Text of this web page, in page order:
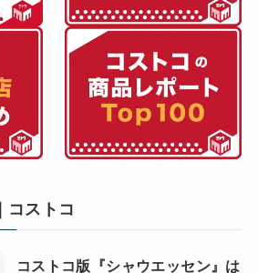
コストコ
コストコ版『シャウエッセン』は